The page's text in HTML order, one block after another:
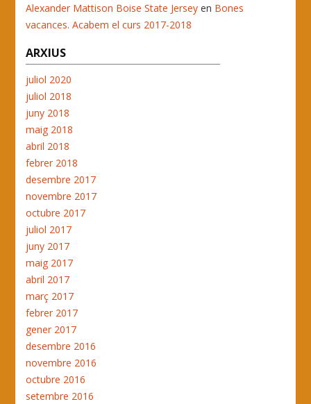
Alexander Mattison Boise State Jersey en Bones
vacances. Acabem el curs 2017-2018
ARXIUS
juliol 2020
juliol 2018
juny 2018
maig 2018
abril 2018
febrer 2018
desembre 2017
novembre 2017
octubre 2017
juliol 2017
juny 2017
maig 2017
abril 2017
març 2017
febrer 2017
gener 2017
desembre 2016
novembre 2016
octubre 2016
setembre 2016